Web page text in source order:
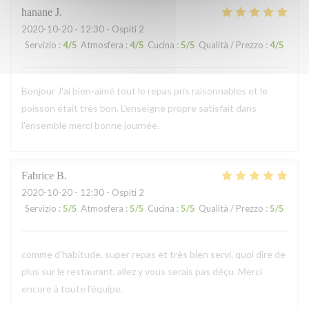
hanane J
2020-10-20 - 12:30 - Ospiti 2
Servizio : 4/5 Atmosfera : 4/5 Cucina : 5/5 Qualità / Prezzo : 4/5
Bonjour J'ai bien-aimé tout le repas pris raisonnables et le
poisson était très bon. L'enseigne propre satisfait dans
l'ensemble merci bonne journée.
Fabrice B
2020-10-20 - 12:30 - Ospiti 2
Servizio : 5/5 Atmosfera : 5/5 Cucina : 5/5 Qualità / Prezzo : 5/5
comme d'habitude, super repas et très bien servi. quoi dire de
plus sur le restaurant, allez y vous serais pas déçu. Merci
encore à toute l'équipe.